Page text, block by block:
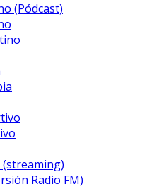
(Pódcast)
Radio FM)